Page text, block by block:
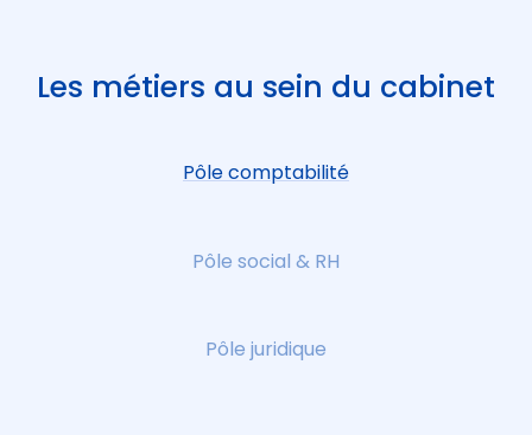
Les métiers au sein du cabinet
Pôle comptabilité
Pôle social & RH
Pôle juridique